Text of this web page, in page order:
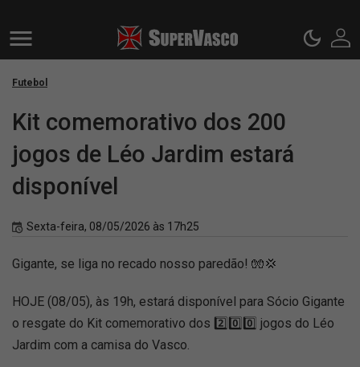
Futebol
Kit comemorativo dos 200
jogos de Léo Jardim estará
disponível
Sexta-feira, 08/05/2026 às 17h25
Gigante, se liga no recado nosso paredão! 🧤💢
HOJE (08/05), às 19h, estará disponível para Sócio Gigante
o resgate do Kit comemorativo dos 2️⃣0️⃣0️⃣ jogos do Léo
Jardim com a camisa do Vasco.